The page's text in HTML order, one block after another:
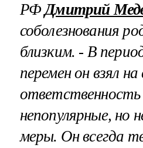
РФДмитрий
соболезнования
близким. - В
перемен он взял на
ответственность
непопулярные, но
меры. Он всегда